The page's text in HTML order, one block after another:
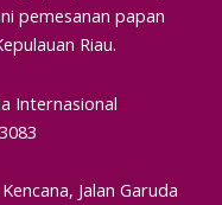
pemesanan papan
Riau.
Internasional
Jalan Garuda